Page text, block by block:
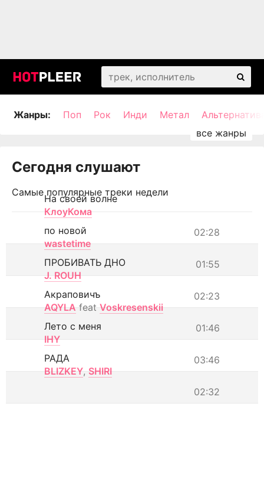
Жанры: Поп Рок Инди Метал
Сегодня слушают
Самые популярные треки недели
На своей волне
КлоуКома
02:28
по новой
wastetime
01:55
ПРОБИВАТЬ ДНО
J. ROUH
02:23
Акраповичъ
AQYLA feat Voskresenskii
01:46
Лето с меня
IHY
03:46
РАДА
BLIZKEY, SHIRI
02:32